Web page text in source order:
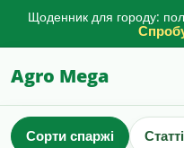
Щоденник для городу:
Agro Mega
Сорти спаржі